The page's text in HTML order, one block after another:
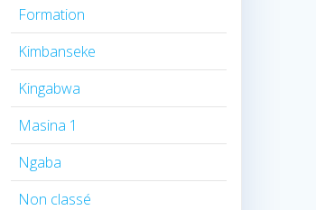
Formation
Kimbanseke
Kingabwa
Masina 1
Ngaba
Non classé